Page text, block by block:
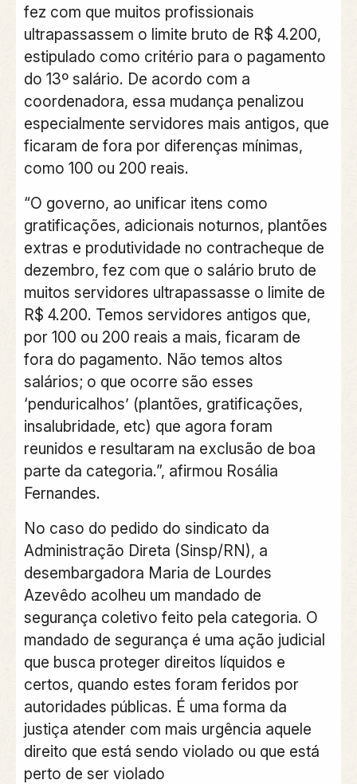
fez com que muitos profissionais
ultrapassassem o limite bruto de R$ 4.200,
estipulado como critério para o pagamento
do 13º salário. De acordo com a
coordenadora, essa mudança penalizou
especialmente servidores mais antigos, que
ficaram de fora por diferenças mínimas,
como 100 ou 200 reais.
“O governo, ao unificar itens como
gratificações, adicionais noturnos, plantões
extras e produtividade no contracheque de
dezembro, fez com que o salário bruto de
muitos servidores ultrapassasse o limite de
R$ 4.200. Temos servidores antigos que,
por 100 ou 200 reais a mais, ficaram de
fora do pagamento. Não temos altos
salários; o que ocorre são esses
‘penduricalhos’ (plantões, gratificações,
insalubridade, etc) que agora foram
reunidos e resultaram na exclusão de boa
parte da categoria.”, afirmou Rosália
Fernandes.
No caso do pedido do sindicato da
Administração Direta (Sinsp/RN), a
desembargadora Maria de Lourdes
Azevêdo acolheu um mandado de
segurança coletivo feito pela categoria. O
mandado de segurança é uma ação judicial
que busca proteger direitos líquidos e
certos, quando estes foram feridos por
autoridades públicas. É uma forma da
justiça atender com mais urgência aquele
direito que está sendo violado ou que está
perto de ser violado